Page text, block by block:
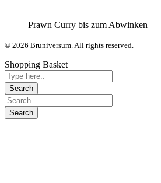
Prawn Curry bis zum Abwinken
© 2026 Bruniversum. All rights reserved.
Shopping Basket